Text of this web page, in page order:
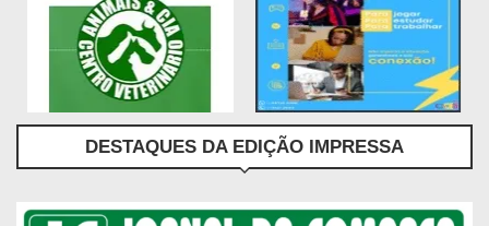
DESTAQUES DA EDIÇÃO IMPRESSA